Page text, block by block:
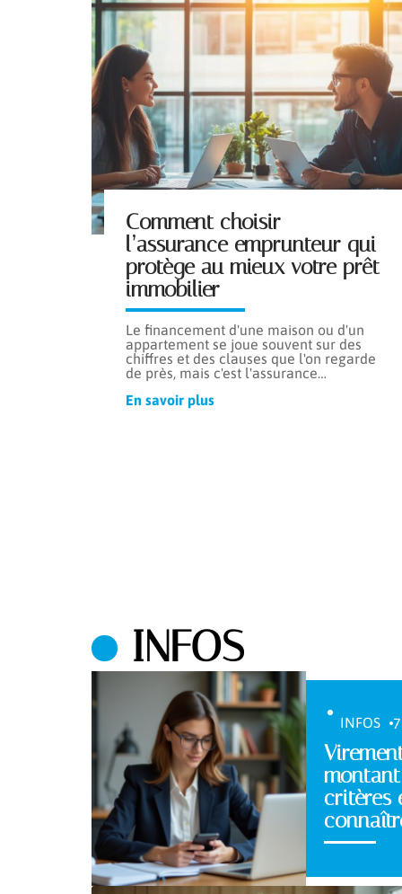
Comment choisir
l’assurance emprunteur qui
protège au mieux votre prêt
immobilier
Le financement d'une maison ou d'un
appartement se joue souvent sur des
chiffres et des clauses que l'on regarde
de près, mais c'est l'assurance
En savoir plus
INFOS
INFOS
critères